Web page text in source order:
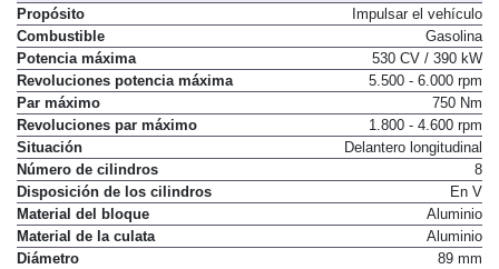
Propósito
Impulsar el vehículo
Combustible
Gasolina
Potencia máxima
530 CV / 390 kW
Revoluciones potencia máxima
5.500 - 6.000 rpm
Par máximo
750 Nm
Revoluciones par máximo
1.800 - 4.600 rpm
Situación
Delantero longitudinal
Número de cilindros
8
Disposición de los cilindros
En V
Material del bloque
Aluminio
Material de la culata
Aluminio
Diámetro
89 mm